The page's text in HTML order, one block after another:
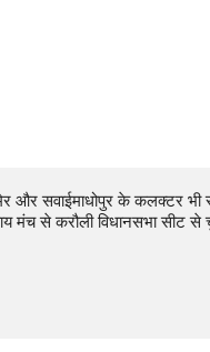
और सवाईमाधोपुर के कलक्टर
मंच से करौली विधानसभा सीट से